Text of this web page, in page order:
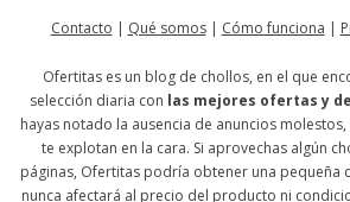
descuento al
tramitar (-39%)
y envío
(-59%)
Contacto | Qué somos| Cómo funciona |
Ofertitas es un blog de chollos, en el que
selección diaria con las mejores ofertas y
hayas notado la ausencia de anuncios
te explotan en la cara. Si aprovechas algún
páginas, Ofertitas podría obtener una pequeña
nunca afectará al precio del producto ni